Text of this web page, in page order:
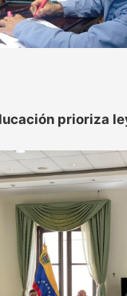
prioriza